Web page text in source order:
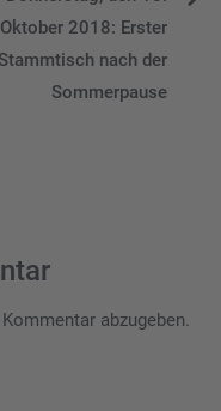
Oktober 2018: Erster
Stammtisch nach der
Sommerpause
abzugeben.